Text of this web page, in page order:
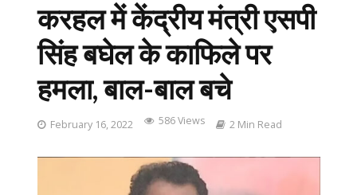
करहल में केंद्रीय मंत्री एसपी
सिंह बघेल के काफिले पर
हमला, बाल-बाल बचे
February 16, 2022 586 Views 2 Min Read